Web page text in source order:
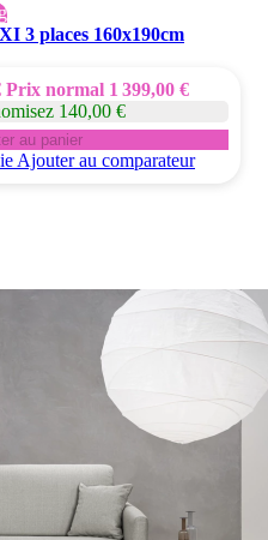
3 places 160x190cm
Prix normal 1 399,00 €
140,00 €
au panier
Ajouter au comparateur